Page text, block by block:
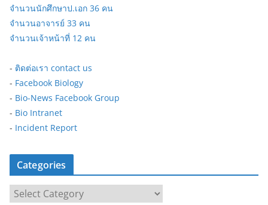
จำนวนนักศึกษาป.เอก 36 คน
จำนวนอาจารย์ 33 คน
จำนวนเจ้าหน้าที่ 12 คน
- ติดต่อเรา contact us
- Facebook Biology
- Bio-News Facebook Group
- Bio Intranet
- Incident Report
Categories